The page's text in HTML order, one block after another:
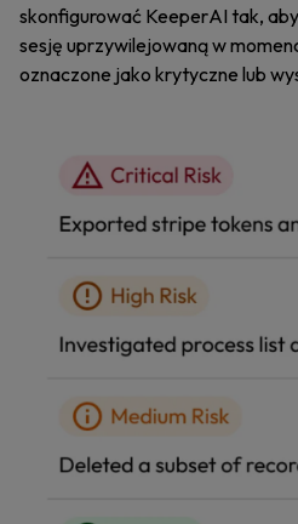
skonfigurować KeeperAI tak,
sesję uprzywilejowaną w
oznaczone jako krytyczne lub